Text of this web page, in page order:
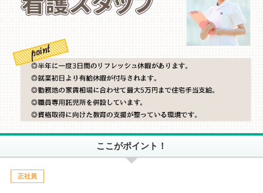
ここがポイント！
正社員